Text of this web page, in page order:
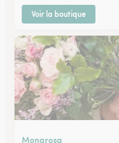
Voir la boutique
Monarosa